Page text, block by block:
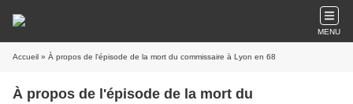
MENU
Accueil » À propos de l'épisode de la mort du commissaire à Lyon en 68
À propos de l'épisode de la mort du